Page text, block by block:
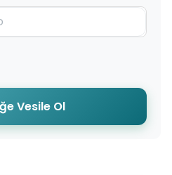
Vesile Ol